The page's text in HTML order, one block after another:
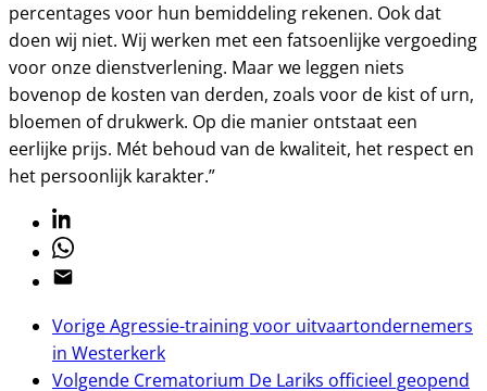
percentages voor hun bemiddeling rekenen. Ook dat
doen wij niet. Wij werken met een fatsoenlijke vergoeding
voor onze dienstverlening. Maar we leggen niets
bovenop de kosten van derden, zoals voor de kist of urn,
bloemen of drukwerk. Op die manier ontstaat een
eerlijke prijs. Mét behoud van de kwaliteit, het respect en
het persoonlijk karakter.”
Linkedin
Whatsapp
Email
VorigeAgressie-training voor uitvaartondernemers
in Westerkerk
Volgende Crematorium De Lariks officieel geopend